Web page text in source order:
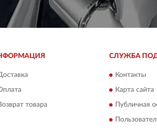
товара
СЛУЖБА
Контакты
Карта сайта
Публичная